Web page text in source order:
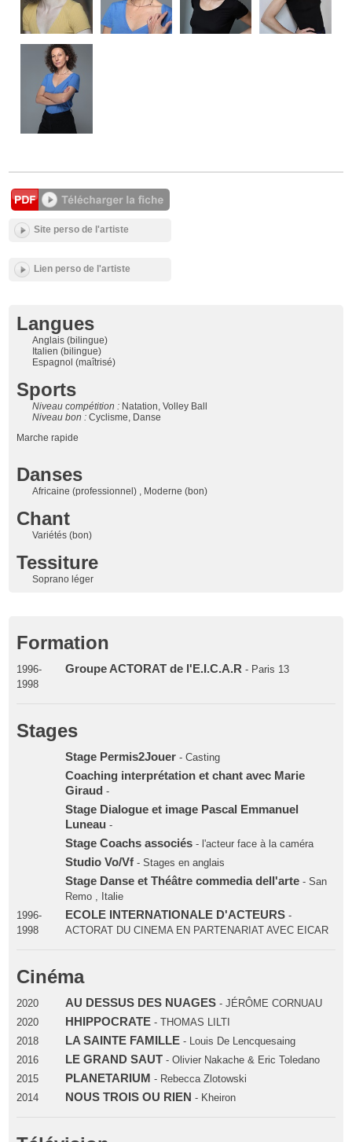
Langues
Anglais (bilingue)
Italien (bilingue)
Espagnol (maîtrisé)
Sports
Niveau compétition : Natation, Volley Ball
Niveau bon :Cyclisme, Danse
Marche rapide
Danses
Africaine (professionnel) , Moderne (bon)
Chant
Variétés (bon)
Tessiture
Soprano léger
Site perso de l'artiste
Lien perso de l'artiste
Formation
1996-
1998
Groupe ACTORAT de l'E.I.C.A.R - Paris 13
Stages
Stage Permis2Jouer - Casting
Coaching interprétation et chant avec Marie
Giraud -
Stage Dialogue et image Pascal Emmanuel
Luneau-
Stage Coachs associés- l'acteur face à la caméra
Studio Vo/Vf- Stages en anglais
Stage Danse et Théâtre commedia dell'arte- San
Remo , Italie
1996-
1998
ECOLE INTERNATIONALE D'ACTEURS-
ACTORAT DU CINEMA EN PARTENARIAT AVEC EICAR
Cinéma
2020 AU DESSUS DES NUAGES- JÉRÔME CORNUAU
2020
HHIPPOCRATE- THOMAS LILTI
2018
LA SAINTE FAMILLE- Louis De Lencquesaing
2016
LE GRAND SAUT- Olivier Nakache & Eric Toledano
2015
PLANETARIUM - Rebecca Zlotowski
2014
NOUS TROIS OU RIEN - Kheiron